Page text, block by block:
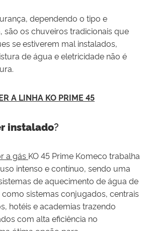
dependendo o tipo e
são os chuveiros tradicionais que
se estiverem mal instalados,
de água e eletricidade não é
A LINHA KO PRIME 45
instalado?
a gás KO45 Prime Komeco trabalha
intenso e contínuo, sendo uma
de aquecimento de água de
sistemas conjugados, centrais
hotéis e academias trazendo
com alta eficiência no